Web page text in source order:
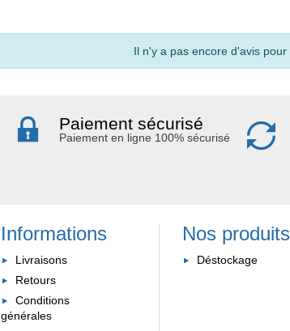
Il n'y a pas encore d'avis pour
Paiement sécurisé
Paiement en ligne 100% sécurisé
Informations
Livraisons
Retours
Conditions
générales
Nos produits
Déstockage